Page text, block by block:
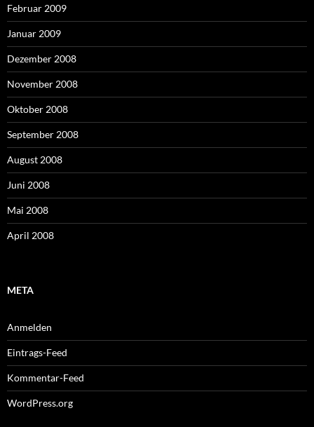
Februar 2009
Januar 2009
Dezember 2008
November 2008
Oktober 2008
September 2008
August 2008
Juni 2008
Mai 2008
April 2008
META
Anmelden
Eintrags-Feed
Kommentar-Feed
WordPress.org